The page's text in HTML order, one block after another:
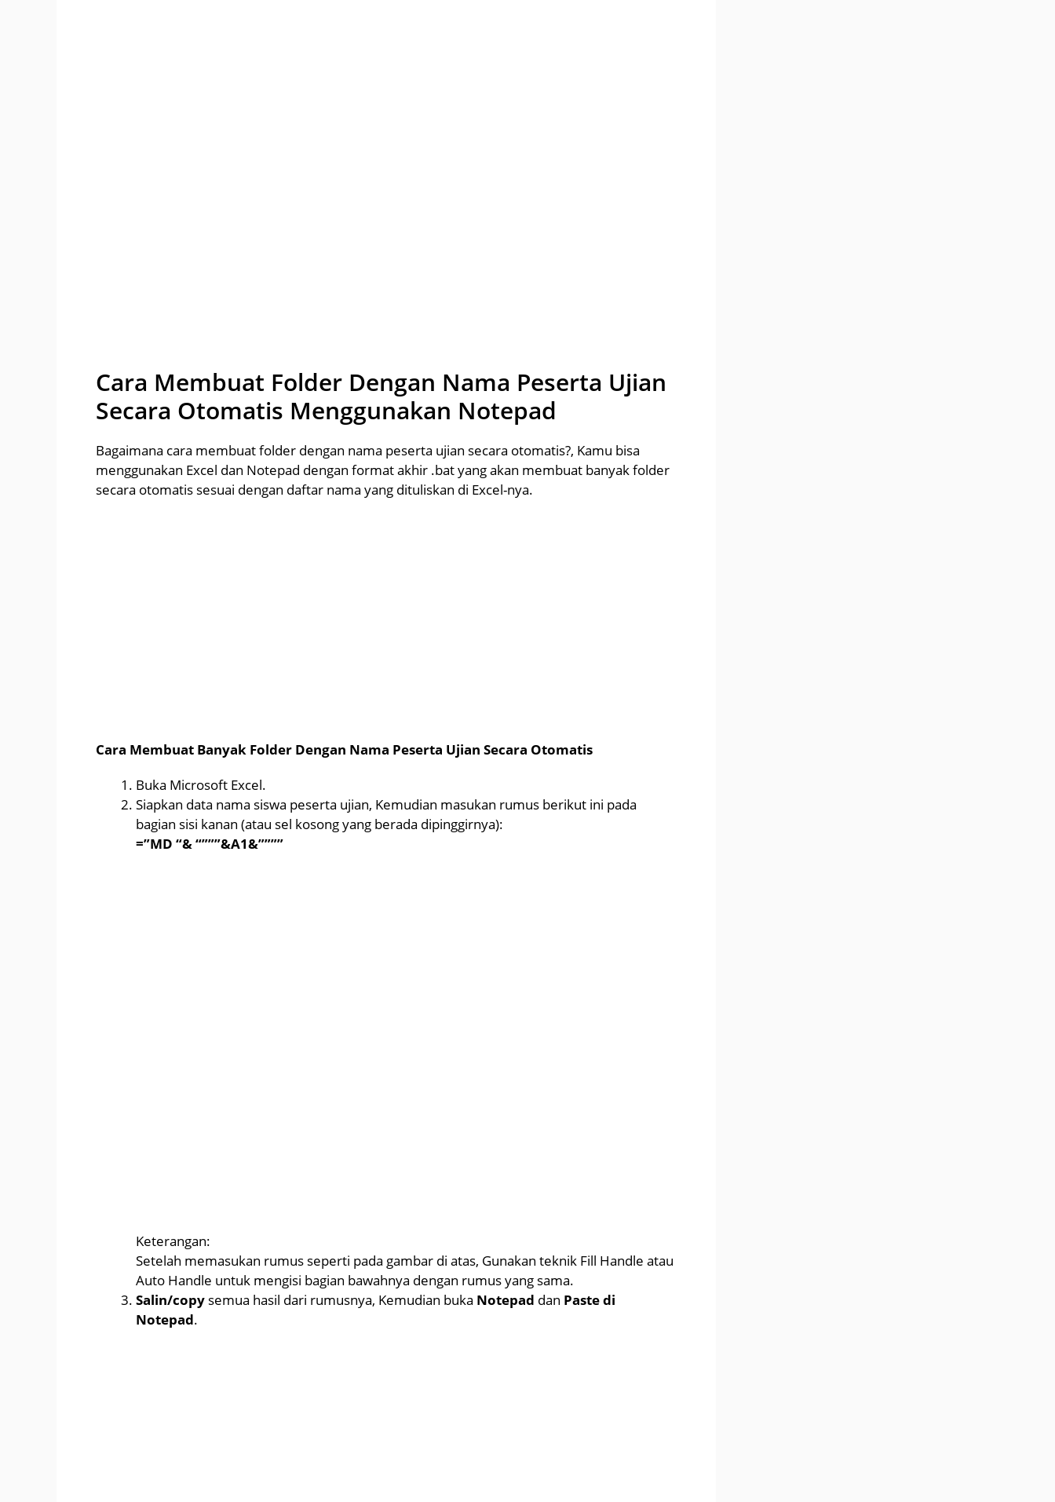
Cara Membuat Folder Dengan Nama Peserta Ujian
Secara Otomatis Menggunakan Notepad
Bagaimana cara membuat folder dengan nama peserta ujian secara otomatis?, Kamu bisa
menggunakan Excel dan Notepad dengan format akhir .bat yang akan membuat banyak folder
secara otomatis sesuai dengan daftar nama yang dituliskan di Excel-nya.
Cara Membuat Banyak Folder Dengan Nama Peserta Ujian Secara Otomatis
Buka Microsoft Excel.
Siapkan data nama siswa peserta ujian, Kemudian masukan rumus berikut ini pada
bagian sisi kanan (atau sel kosong yang berada dipinggirnya):
=”MD “& “”””&A1&””””
Keterangan:
Setelah memasukan rumus seperti pada gambar di atas, Gunakan teknik Fill Handle atau
Auto Handle untuk mengisi bagian bawahnya dengan rumus yang sama.
Salin/copy semua hasil dari rumusnya, Kemudian buka Notepad dan Paste di
Notepad.